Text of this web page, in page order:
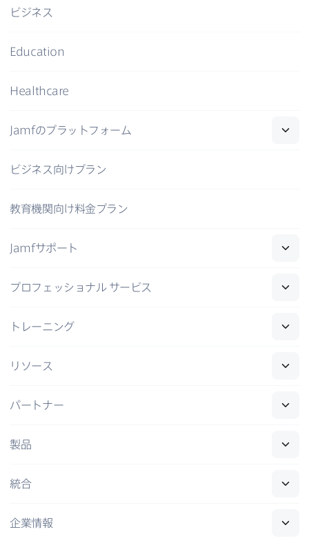
ビジネス
Education
Healthcare
Jamfの​プラットフォーム
ビジネス向けプラン
教育機関向け料金プラン
Jamfサポート
プロフェッショナル サービス
トレーニング
リソース
パートナー
製品
統合
企業情報